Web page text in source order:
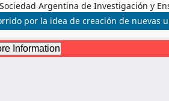
Argentina de Investigación y
por la idea de creación de nuevas